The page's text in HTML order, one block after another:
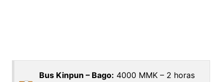
Bus Kinpun – Bago: 4000 MMK – 2 horas